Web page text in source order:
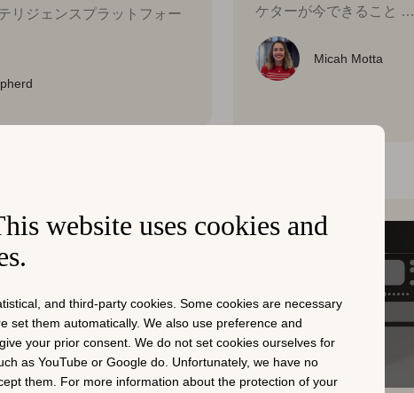
website uses cookies and
and third-party cookies. Some cookies are necessary
set them automatically. We also use preference and
your prior consent. We do not set cookies ourselves for
as YouTube or Google do. Unfortunately, we have no
them. For more information about the protection of your
リジェンスプラットフォー
ケターが今できること …
Micah Motta